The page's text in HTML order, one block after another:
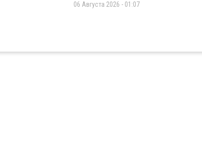
06 Августа 2026 - 01:07